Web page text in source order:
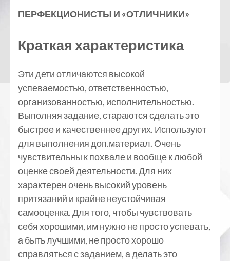
ПЕРФЕКЦИОНИСТЫ И «ОТЛИЧНИКИ»
Краткая характеристика
Эти дети отличаются высокой
успеваемостью, ответственностью,
организованностью, исполнительностью.
Выполняя задание, стараются сделать это
быстрее и качественнее других. Используют
для выполнения доп.материал. Очень
чувствительны к похвале и вообще к любой
оценке своей деятельности. Для них
характерен очень высокий уровень
притязаний и крайне неустойчивая
самооценка. Для того, чтобы чувствовать
себя хорошими, им нужно не просто успевать,
а быть лучшими, не просто хорошо
справляться с заданием, а делать это